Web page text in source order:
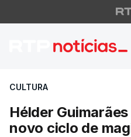
Hélder
CULTURA
Hélder
novo ciclo de